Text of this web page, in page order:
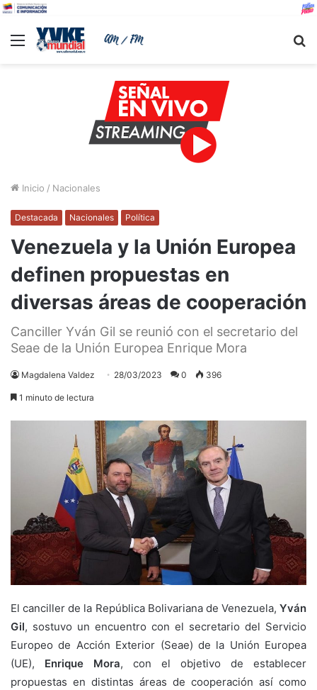
Menu
Inicio / Nacionales
Destacada Nacionales Política
Venezuela y la Unión Europea
definen propuestas en
diversas áreas de cooperación
Canciller Yván Gil se reunió con el secretario del
Seae de la Unión Europea Enrique Mora
Magdalena Valdez 28/03/2023 0 396
1 minuto de lectura
El canciller de la República Bolivariana de Venezuela, Yván
Gil, sostuvo un encuentro con el secretario del Servicio
Europeo de Acción Exterior (Seae) de la Unión Europea
(UE), Enrique Mora, con el objetivo de establecer
propuestas en distintas áreas de cooperación así como